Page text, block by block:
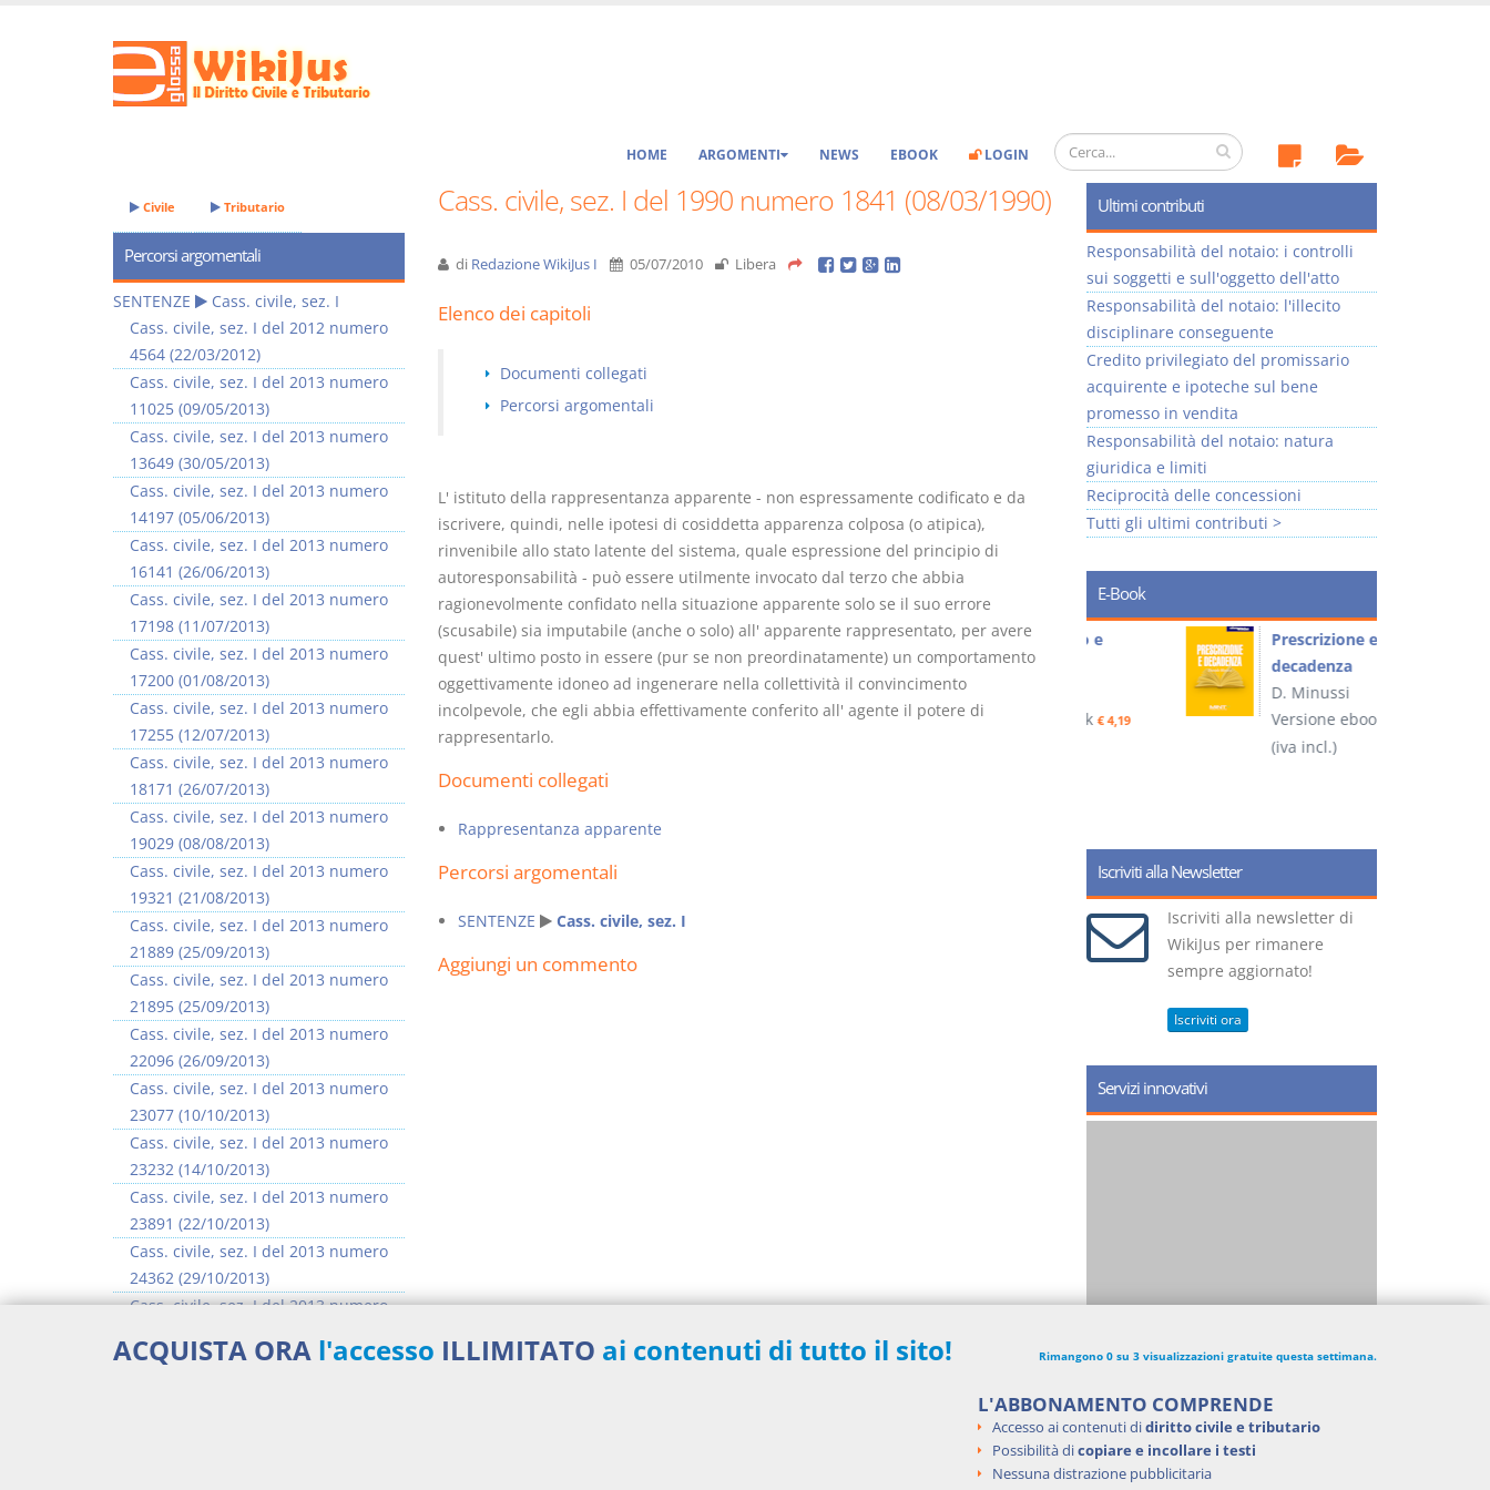
HOME ARGOMENTI NEWS EBOOK LOGIN
Cass. civile, sez. I del 1990 numero 1841 (08/03/1990)
di Redazione WikiJus I 05/07/2010 Libera
Elenco dei capitoli
Documenti collegati
Percorsi argomentali
L' istituto della rappresentanza apparente - non espressamente codificato e da
iscrivere, quindi, nelle ipotesi di cosiddetta apparenza colposa (o atipica),
rinvenibile allo stato latente del sistema, quale espressione del principio di
autoresponsabilità - può essere utilmente invocato dal terzo che abbia
ragionevolmente confidato nella situazione apparente solo se il suo errore
(scusabile) sia imputabile (anche o solo) all' apparente rappresentato, per avere
quest' ultimo posto in essere (pur se non preordinatamente) un comportamento
oggettivamente idoneo ad ingenerare nella collettività il convincimento
incolpevole, che egli abbia effettivamente conferito all' agente il potere di
rappresentarlo.
Documenti collegati
Rappresentanza apparente
Percorsi argomentali
SENTENZE Cass. civile, sez. I
Aggiungi un commento
Civile Tributario
Percorsi argomentali
SENTENZE
Cass. civile, sez. I
Cass. civile, sez. I del 2012 numero
4564 (22/03/2012)
Cass. civile, sez. I del 2013 numero
11025 (09/05/2013)
Cass. civile, sez. I del 2013 numero
13649 (30/05/2013)
Cass. civile, sez. I del 2013 numero
14197 (05/06/2013)
Cass. civile, sez. I del 2013 numero
16141 (26/06/2013)
Cass. civile, sez. I del 2013 numero
17198 (11/07/2013)
Cass. civile, sez. I del 2013 numero
17200 (01/08/2013)
Cass. civile, sez. I del 2013 numero
17255 (12/07/2013)
Cass. civile, sez. I del 2013 numero
18171 (26/07/2013)
Cass. civile, sez. I del 2013 numero
19029 (08/08/2013)
Cass. civile, sez. I del 2013 numero
19321 (21/08/2013)
Cass. civile, sez. I del 2013 numero
21889 (25/09/2013)
Cass. civile, sez. I del 2013 numero
21895 (25/09/2013)
Cass. civile, sez. I del 2013 numero
22096 (26/09/2013)
Cass. civile, sez. I del 2013 numero
23077 (10/10/2013)
Cass. civile, sez. I del 2013 numero
23232 (14/10/2013)
Cass. civile, sez. I del 2013 numero
23891 (22/10/2013)
Cass. civile, sez. I del 2013 numero
24362 (29/10/2013)
Cass. civile, sez. I del 2013 numero
Cass. civile, sez. I del 2013 numero
Ultimi contributi
Responsabilità del notaio: i controlli
sui soggetti e sull'oggetto dell'atto
Responsabilità del notaio: l'illecito
disciplinare conseguente
Credito privilegiato del promissario
acquirente e ipoteche sul bene
promesso in vendita
Responsabilità del notaio: natura
giuridica e limiti
Reciprocità delle concessioni
Tutti gli ultimi contributi >
E-Book
I Vincoli Preliminari
D. Minussi
Versione ebook€ 4,19
Usufrutto Uso e
Abitazione
D. Minussi
Versione ebook
Prescrizione e
decadenza
D. Minussi
Versione ebook€ 4,19
Iscriviti alla Newsletter
Iscriviti alla newsletter di
WikiJus per rimanere
sempre aggiornato!
Iscriviti ora
Servizi innovativi
ACQUISTA ORA l'accesso ILLIMITATO ai contenuti di tutto il sito! Rimangono 0 su 3 visualizzazioni gratuite questa settimana.
L'ABBONAMENTO COMPRENDE
Accesso ai contenuti didiritto civile e tributario
Possibilità dicopiare e incollare i testi
Nessuna distrazione pubblicitaria